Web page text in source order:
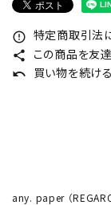
error_outline 特定商取引法
share この商品を友
undo 買い物を続ける
any. paper （